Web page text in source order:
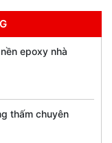
epoxy nhà
thấm chuyên